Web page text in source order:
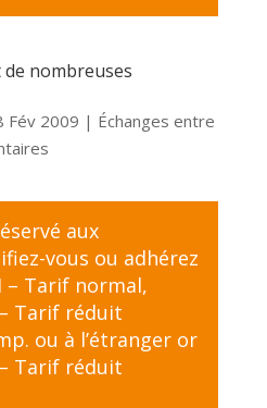
de nombreuses
Fév 2009 | Échanges entre
aux
vous ou adhérez
– Tarif normal,
Tarif réduit
ou à l’étrangeror
Tarif réduit